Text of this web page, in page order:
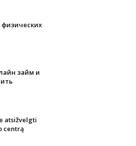
займ и
atsižvelgti
centrą